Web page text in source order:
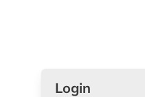
Login